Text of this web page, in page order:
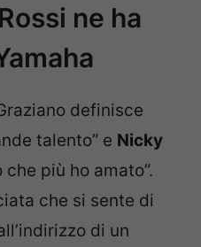
ne ha
definisce
talento” e Nicky
che più ho amato”.
che si sente di
di un